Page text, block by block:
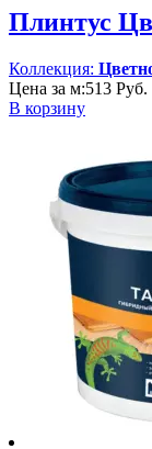
Плинтус
Коллекция:
Цена за м:513 Руб.
В корзину